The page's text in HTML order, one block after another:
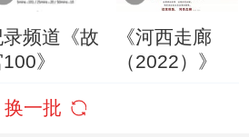
频道《故
》
《河西走廊
（2022）》
换一批